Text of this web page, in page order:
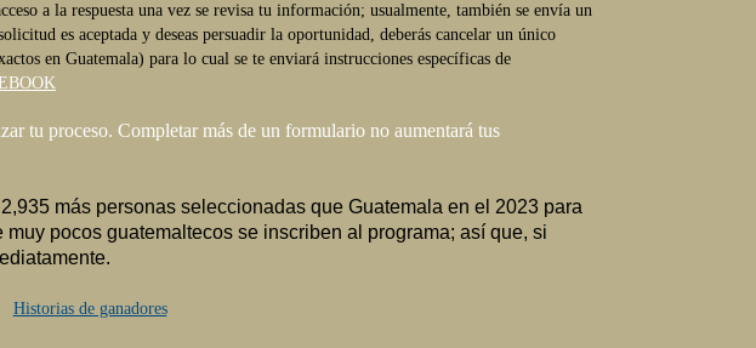
a la respuesta una vez se revisa tu información; usualmente, también se envía un
es aceptada y deseas persuadir la oportunidad, deberás cancelar un único
en Guatemala) para lo cual se te enviará instrucciones específicas de
tu proceso. Completar más de un formulario no aumentará tus
más personas seleccionadas que Guatemala en el 2023 para
muy pocos guatemaltecos se inscriben al programa; así que, si
Historias de ganadores